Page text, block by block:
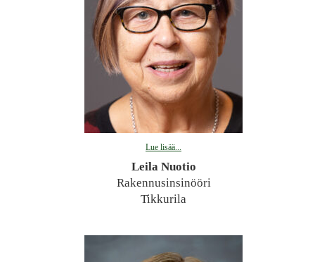
Lue lisää...
Leila Nuotio
Rakennusinsinööri
Tikkurila